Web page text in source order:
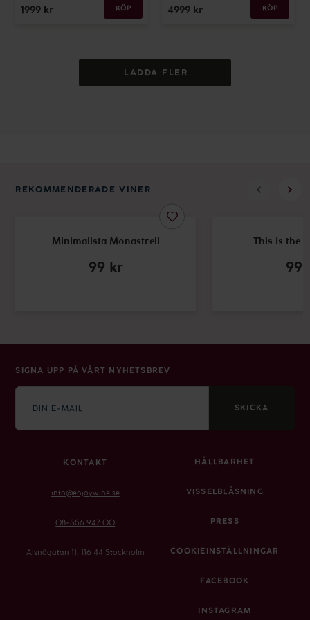
1999 kr KÖP 4999 kr KÖP
LADDA FLER
REKOMMENDERADE VINER
Minimalista Monastrell
99 kr
This is the
99
SIGNA UPP PÅ VÅRT NYHETSBREV
mail SKICKA
KONTAKT
info@enjoywine.se
08-556 947 00
Alsnögatan 11, 116 44 Stockholm
HÅLLBARHET
VISSELBLÅSNING
PRESS
COOKIEINSTÄLLNINGAR
FACEBOOK
INSTAGRAM